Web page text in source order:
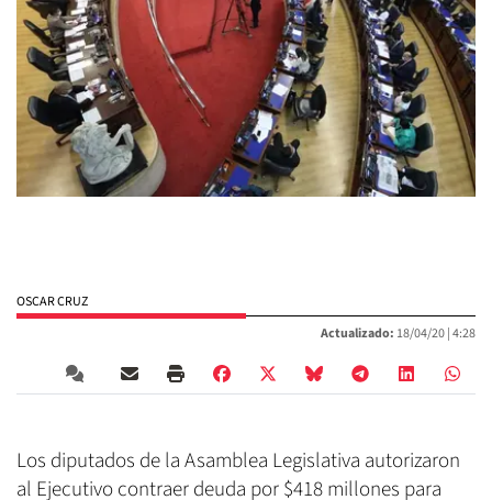
OSCAR CRUZ
Actualizado: 18/04/20 |4:28
Los diputados de la Asamblea Legislativa autorizaron
al Ejecutivo contraer deuda por $418 millones para